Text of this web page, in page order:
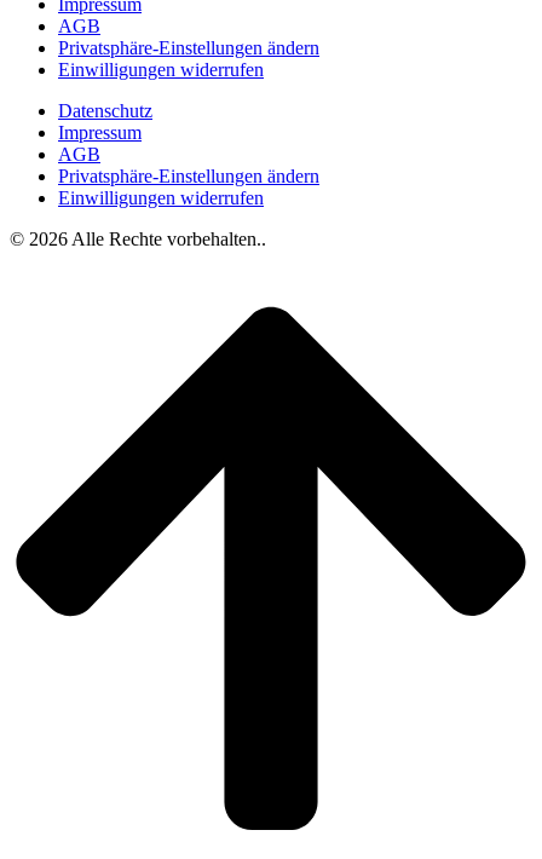
Impressum
AGB
Privatsphäre-Einstellungen ändern
Einwilligungen widerrufen
Datenschutz
Impressum
AGB
Privatsphäre-Einstellungen ändern
Einwilligungen widerrufen
© 2026 Alle Rechte vorbehalten..